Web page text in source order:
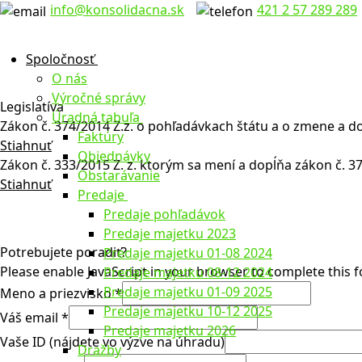
Preskočiť
Menu
Zavrieť info@konsolidacna.sk 421 2 57 289 289
Spoločnosť
O nás
Výročné správy
Úradná tabuľa
Faktúry
Objednávky
Obstarávanie
Predaje
Predaje pohľadávok
Predaje majetku 2023
Predaje majetku 01-08 2024
Predaje majetku 08-12 2024
Predaje majetku 01-09 2025
Predaje majetku 10-12 2025
Predaje majetku 2026
Dražby
Legislatíva
Zákon č. 374/2014 Z.z. o pohľadávkach štátu a o zmene
Stiahnuť
Zákon č. 333/2015 Z. z. ktorým sa mení a dopĺňa zákon č.
Stiahnuť
Potrebujete poradiť?
Please enable JavaScript in your browser to complete this
Meno a priezvisko*
Váš email *
Vaše ID (nájdete vo výzve na úhradu)